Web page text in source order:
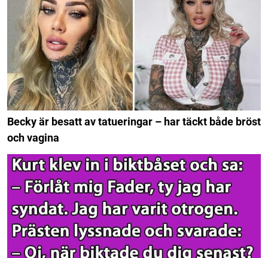
Becky är besatt av tatueringar – har täckt både bröst
och vagina